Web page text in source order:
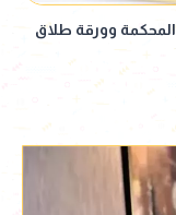
وورقة طلاق